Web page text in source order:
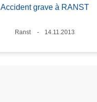
Accident grave à RANST
Lieux
Ranst
14.11.2013